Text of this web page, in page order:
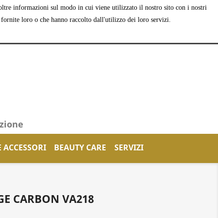
informazioni sul modo in cui viene utilizzato il nostro sito con i nostri
loro o che hanno raccolto dall'utilizzo dei loro servizi.
 Accedi shopping_cart Carrello(0)
BEAUTY CARE SERVIZI
CARBON VA218